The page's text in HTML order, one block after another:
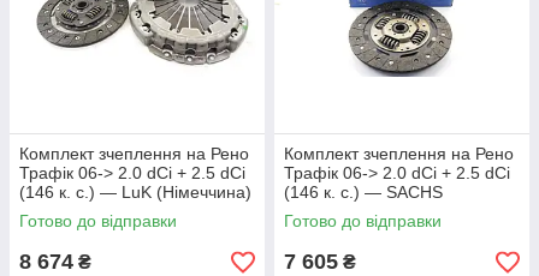
Комплект зчеплення на Рено
Трафік 06-> 2.0 dCi + 2.5 dCi
(146 к. с.) — LuK (Німеччина)
- 624347609
Готово до відправки
8 674 ₴
Комплект зчеплення на Рено
Трафік 06-> 2.0 dCi + 2.5 dCi
(146 к. с.) — SACHS
(Німеччина) - 3000950551
Готово до відправки
7 605 ₴